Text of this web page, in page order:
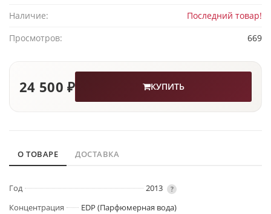
Наличие:
Последний товар!
Просмотров:
669
24 500 ₽ КУПИТЬ
О ТОВАРЕ ДОСТАВКА
Год 2013 ?
Концентрация
EDP (Парфюмерная вода)